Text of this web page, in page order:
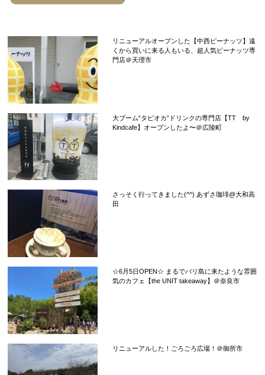
リニューアルオープンした【中西ピーナッツ】遠
くから買いに来る人もいる、超人気ピーナッツ専
門店＠天理市
大ブーム“タピオカ”ドリンクの専門店【TT by
Kindcafe】オープンしたよ〜＠広陵町
さっそく行ってきました(^^) あずさ珈琲@大和高
田
☆6月5日OPEN☆ まるでバリ島に来たような雰囲
気のカフェ【the UNIT takeaway】＠奈良市
リニューアルした！ごろごろ広場！＠御所市